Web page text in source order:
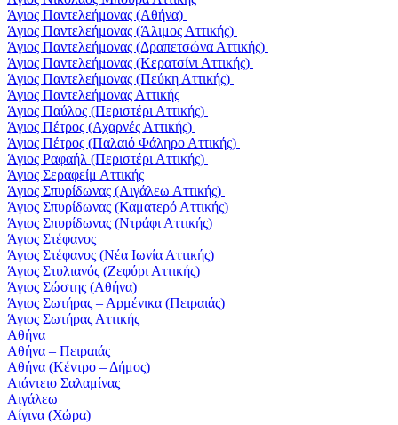
Άγιος Παντελεήμονας (Αθήνα)
Άγιος Παντελεήμονας (Άλιμος Αττικής)
Άγιος Παντελεήμονας (Δραπετσώνα Αττικής)
Άγιος Παντελεήμονας (Κερατσίνι Αττικής)
Άγιος Παντελεήμονας (Πεύκη Αττικής)
Άγιος Παντελεήμονας Αττικής
Άγιος Παύλος (Περιστέρι Αττικής)
Άγιος Πέτρος (Αχαρνές Αττικής)
Άγιος Πέτρος (Παλαιό Φάληρο Αττικής)
Άγιος Ραφαήλ (Περιστέρι Αττικής)
Άγιος Σεραφείμ Αττικής
Άγιος Σπυρίδωνας (Αιγάλεω Αττικής)
Άγιος Σπυρίδωνας (Καματερό Αττικής)
Άγιος Σπυρίδωνας (Ντράφι Αττικής)
Άγιος Στέφανος
Άγιος Στέφανος (Νέα Ιωνία Αττικής)
Άγιος Στυλιανός (Ζεφύρι Αττικής)
Άγιος Σώστης (Αθήνα)
Άγιος Σωτήρας – Αρμένικα (Πειραιάς)
Άγιος Σωτήρας Αττικής
Αθήνα
Αθήνα – Πειραιάς
Αθήνα (Κέντρο – Δήμος)
Αιάντειο Σαλαμίνας
Αιγάλεω
Αίγινα (Χώρα)